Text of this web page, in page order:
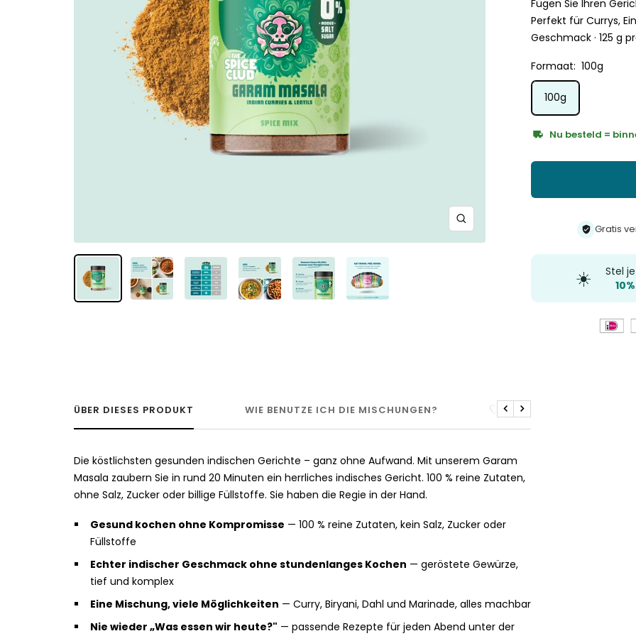
Zoom
Fügen Sie Ihren
Perfekt für Currys,
Geschmack · 125 g
Formaat: 100g
100g
Nu besteld =
Gratis
☀️
Stel
ÜBER DIESES PRODUKT WIE BENUTZE ICH DIE MISCHUNGEN? ZuletztNächste
Die köstlichsten gesunden indischen Gerichte – ganz ohne Aufwand. Mit unserem Garam
Masala zaubern Sie in rund 20 Minuten ein herrliches indisches Gericht. 100 % reine Zutaten,
ohne Salz, Zucker oder billige Füllstoffe. Sie haben die Regie in der Hand.
Gesund kochen ohne Kompromisse — 100 % reine Zutaten, kein Salz, Zucker oder
Füllstoffe
Echter indischer Geschmack ohne stundenlanges Kochen — geröstete Gewürze,
tief und komplex
Eine Mischung, viele Möglichkeiten — Curry, Biryani, Dahl und Marinade, alles machbar
Nie wieder „Was essen wir heute?" — passende Rezepte für jeden Abend unter der